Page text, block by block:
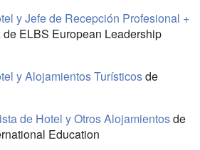
y Jefe de Recepción Profesional +
de ELBS European Leadership
y Alojamientos Turísticosde
de Hotel y Otros Alojamientosde
Education